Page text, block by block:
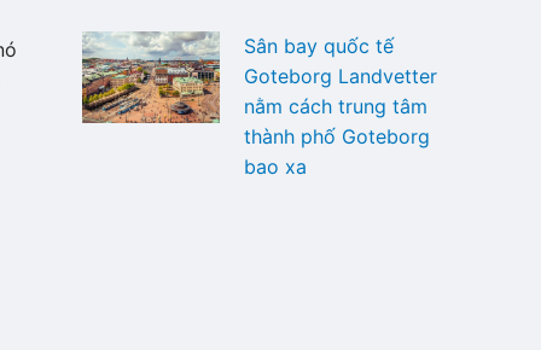
Sân bay quốc tế
Goteborg Landvetter
nằm cách trung tâm
thành phố Goteborg
bao xa